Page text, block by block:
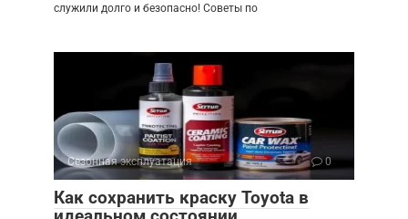
служили долго и безопасно! Советы по
Сезонная эксплуатация 0
Как сохранить краску Toyota в